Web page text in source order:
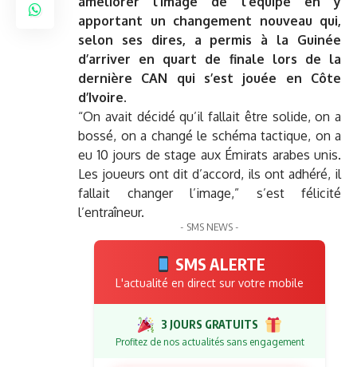
apportant un changement nouveau qui,
selon ses dires, a permis à la Guinée
d’arriver en quart de finale lors de la
dernière CAN qui s’est jouée en Côte
d’Ivoire.
“On avait décidé qu’il fallait être solide, on a
bossé, on a changé le schéma tactique, on a
eu 10 jours de stage aux Émirats arabes unis.
Les joueurs ont dit d’accord, ils ont adhéré, il
fallait changer l’image,” s’est félicité
l’entraîneur.
- SMS NEWS -
SMS ALERTE
L'actualité en direct sur votre mobile
3 JOURS GRATUITS
Profitez de nos actualités sans engagement